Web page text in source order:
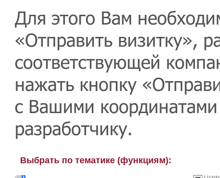
Для этого Вам
«Отправить визитку»,
соответствующей
нажать кнопку
с Вашими
разработчику.
Выбрать по тематике (функциям):